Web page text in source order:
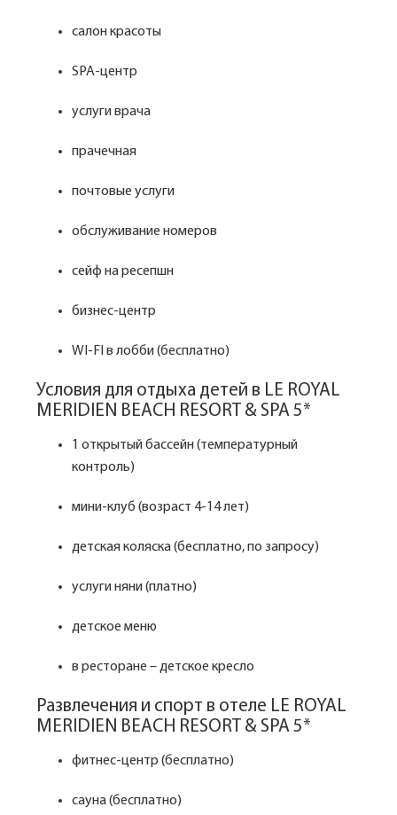
салон красоты
SPA-центр
услуги врача
прачечная
почтовые услуги
обслуживание номеров
сейф на ресепшн
бизнес-центр
WI-FI в лобби (бесплатно)
Условия для отдыха детей в LE ROYAL
MERIDIEN BEACH RESORT & SPA 5*
1 открытый бассейн (температурный
контроль)
мини-клуб (возраст 4-14 лет)
детская коляска (бесплатно, по запросу)
услуги няни (платно)
детское меню
в ресторане – детское кресло
Развлечения и спорт в отеле LE ROYAL
MERIDIEN BEACH RESORT & SPA 5*
фитнес-центр (бесплатно)
сауна (бесплатно)